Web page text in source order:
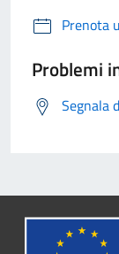
Prenota
Problemi
Segnala